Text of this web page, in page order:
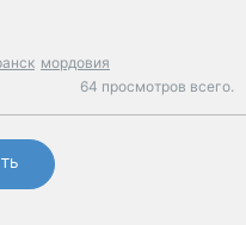
мордовия
64 просмотров всего.